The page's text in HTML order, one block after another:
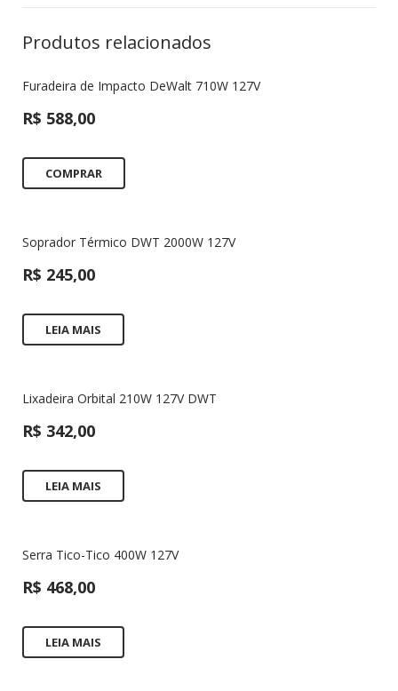
Produtos relacionados
Furadeira de Impacto DeWalt 710W 127V
R$ 588,00
COMPRAR
Soprador Térmico DWT 2000W 127V
R$ 245,00
LEIA MAIS
Lixadeira Orbital 210W 127V DWT
R$ 342,00
LEIA MAIS
Serra Tico-Tico 400W 127V
R$ 468,00
LEIA MAIS